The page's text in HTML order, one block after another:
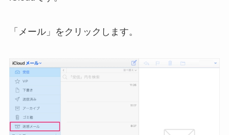
「メール」をクリックします。